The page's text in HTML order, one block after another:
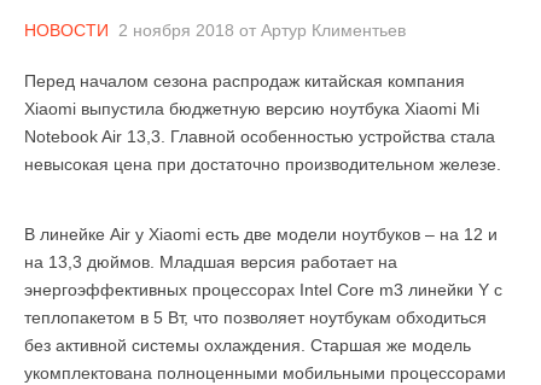
НОВОСТИ 2 ноября 2018 от Артур Климентьев
Перед началом сезона распродаж китайская компания
Xiaomi выпустила бюджетную версию ноутбука Xiaomi Mi
Notebook Air 13,3. Главной особенностью устройства стала
невысокая цена при достаточно производительном железе.
В линейке Air у Xiaomi есть две модели ноутбуков – на 12 и
на 13,3 дюймов. Младшая версия работает на
энергоэффективных процессорах Intel Core m3 линейки Y с
теплопакетом в 5 Вт, что позволяет ноутбукам обходиться
без активной системы охлаждения. Старшая же модель
укомплектована полноценными мобильными процессорами